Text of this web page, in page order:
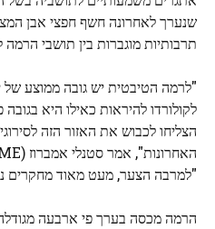
שנערך לאחרונה חשף חפצי אבן
תרבותיות מוגברות בין תושבי הרמה
לקולורדו להיראות כאילו היא
"למרבה הצער, מעט מאוד מחקרים
הרמה מכסה בערך פי ארבעה